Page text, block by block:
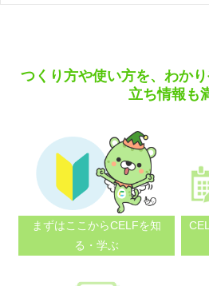
つくり方や使い方を、わか
立ち情報も
まずはここからCELFを知
る・学ぶ